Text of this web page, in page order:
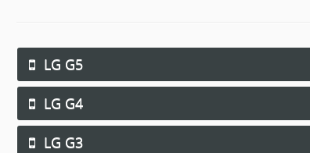
LG G5
LG G4
LG G3